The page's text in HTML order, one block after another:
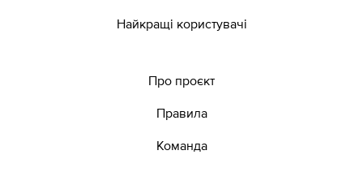
Найкращі користувачі
Про проєкт
Правила
Команда